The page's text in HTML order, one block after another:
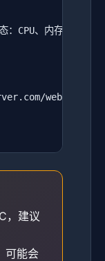
：CPU、内存、磁盘使
webhook/
，建议
可能会